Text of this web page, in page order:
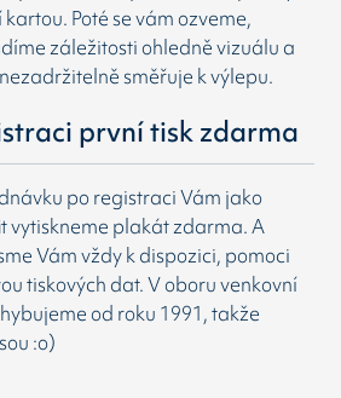
Poté se vám ozveme,
záležitosti ohledně vizuálu a
směřuje k výlepu.
první tisk zdarma
po registraci Vám jako
vytiskneme plakát zdarma. A
Vám vždy k dispozici, pomoci
tiskových dat. V oboru venkovní
od roku 1991, takže
:o)